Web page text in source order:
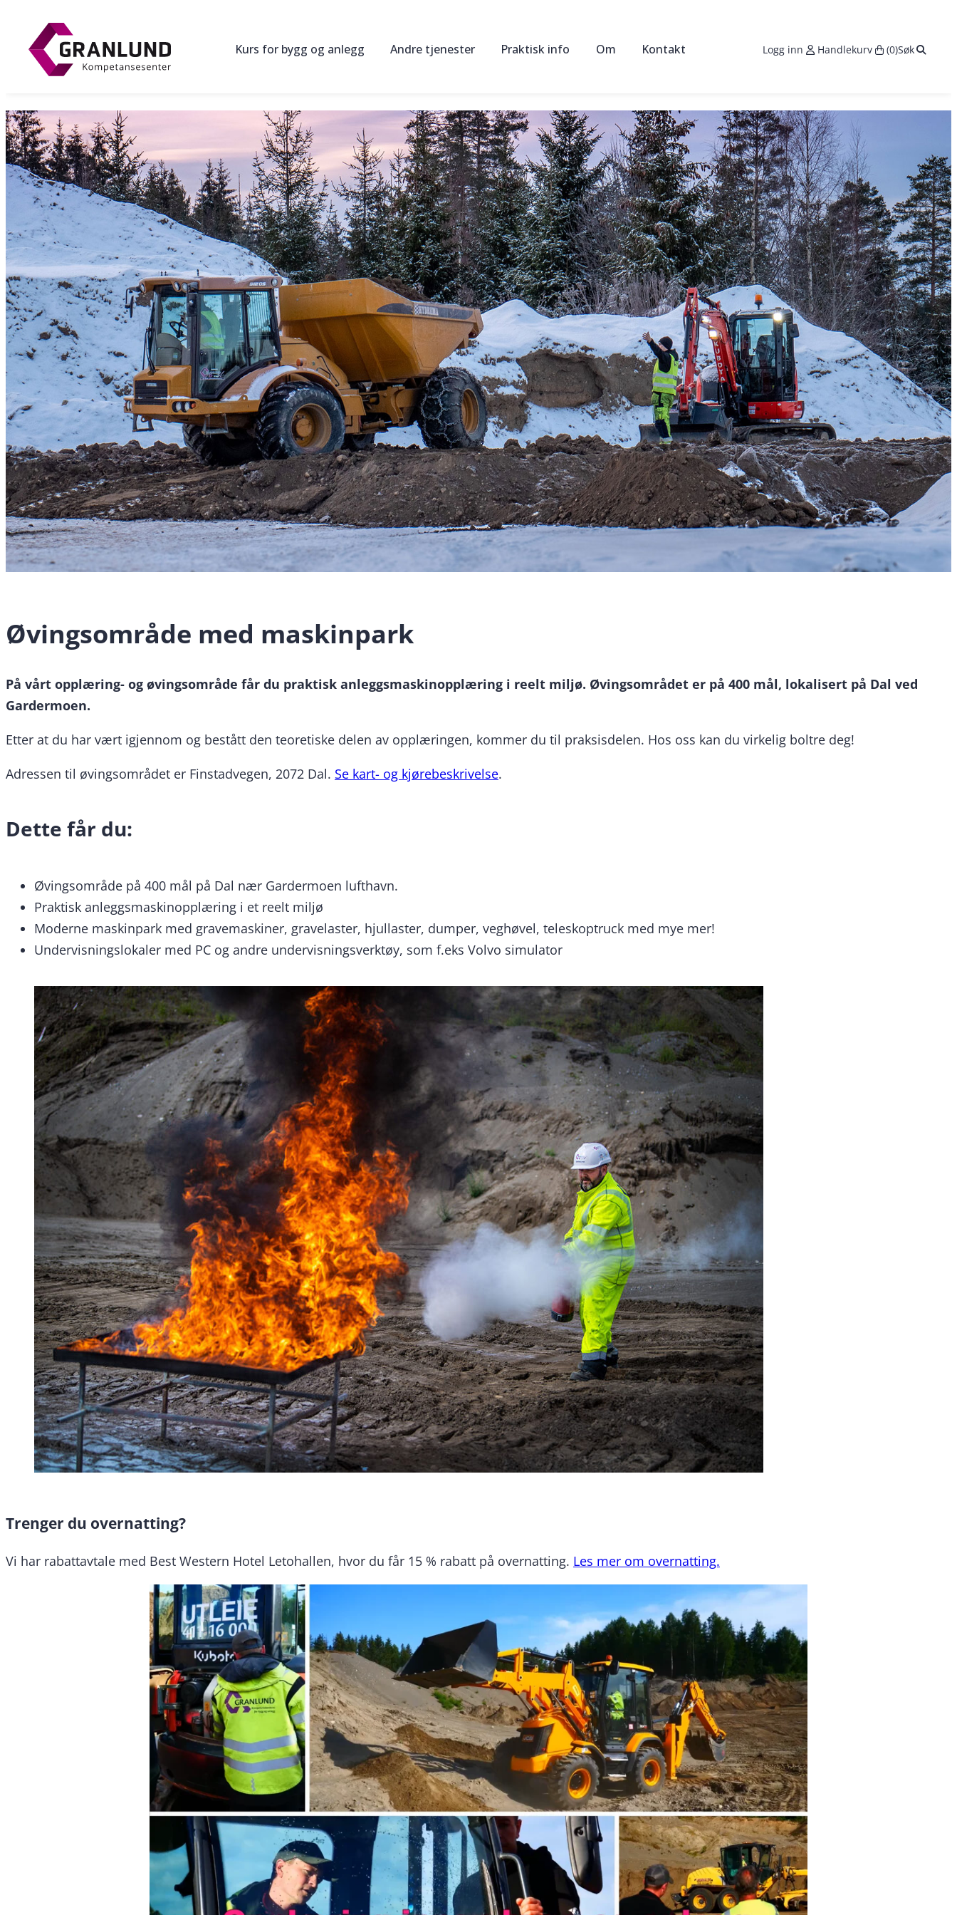
innhold
Kurs for bygg og anlegg Andre tjenester
Utleie av maskiner og utstyr
HMS-rådgivning
Bedriftsintern opplæring
Praktisk info
Nyhetsbrev
Om
Instruktører
Øvingsområde med maskinpark
Kontakt Logg inn Handlekurv (0)Søk
Search:
Øvingsområde med maskinpark
På vårt opplæring- og øvingsområde får du praktisk anleggsmaskinopplæring i reelt miljø. Øvingsområdet er på 400 mål, lokalisert på Dal ved
Gardermoen.
Etter at du har vært igjennom og bestått den teoretiske delen av opplæringen, kommer du til praksisdelen. Hos oss kan du virkelig boltre deg!
Adressen til øvingsområdet er Finstadvegen, 2072 Dal. Se kart- og kjørebeskrivelse.
Dette får du:
Øvingsområde på 400 mål på Dal nær Gardermoen lufthavn.
Praktisk anleggsmaskinopplæring i et reelt miljø
Moderne maskinpark med gravemaskiner, gravelaster, hjullaster, dumper, veghøvel, teleskoptruck med mye mer!
Undervisningslokaler med PC og andre undervisningsverktøy, som f.eks Volvo simulator
Trenger du overnatting?
Vi har rabattavtale med Best Western Hotel Letohallen, hvor du får 15 % rabatt på overnatting. Les mer om overnatting.